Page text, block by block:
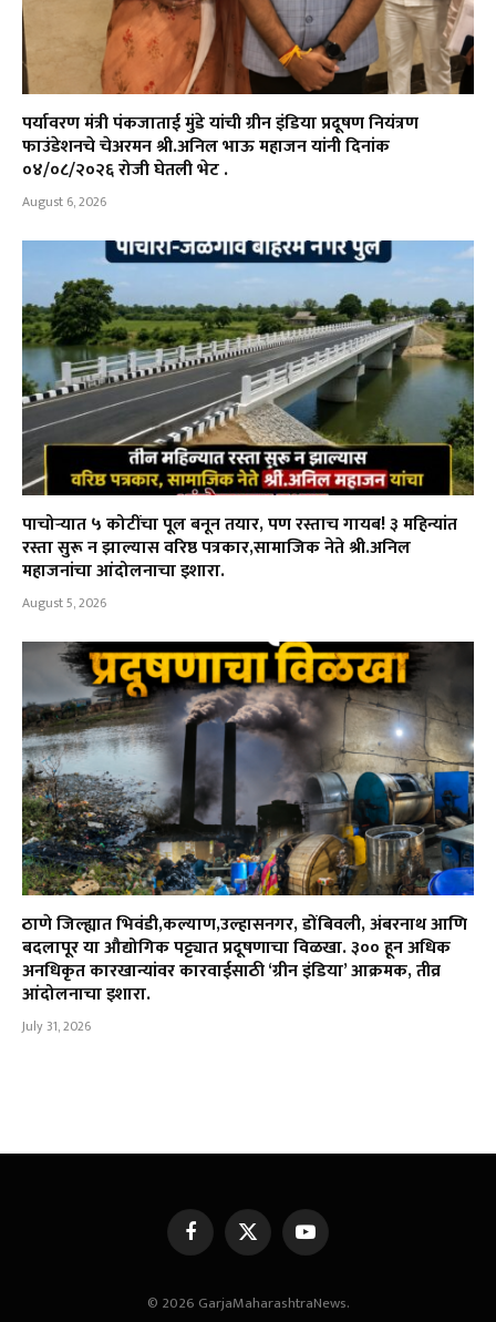
पर्यावरण मंत्री पंकजाताई मुंडे यांची ग्रीन इंडिया प्रदूषण नियंत्रण
फाउंडेशनचे चेअरमन श्री.अनिल भाऊ महाजन यांनी दिनांक
०४/०८/२०२६ रोजी घेतली भेट .
August 6, 2026
पाचोऱ्यात ५ कोटींचा पूल बनून तयार, पण रस्ताच गायब! ३ महिन्यांत
रस्ता सुरू न झाल्यास वरिष्ठ पत्रकार,सामाजिक नेते श्री.अनिल
महाजनांचा आंदोलनाचा इशारा.
August 5, 2026
ठाणे जिल्ह्यात भिवंडी,कल्याण,उल्हासनगर, डोंबिवली, अंबरनाथ आणि
बदलापूर या औद्योगिक पट्ट्यात प्रदूषणाचा विळखा. ३०० हून अधिक
अनधिकृत कारखान्यांवर कारवाईसाठी ‘ग्रीन इंडिया’ आक्रमक, तीव्र
आंदोलनाचा इशारा.
July 31, 2026
FacebookX
(Twitter)
YouTube
© 2026 GarjaMaharashtraNews.